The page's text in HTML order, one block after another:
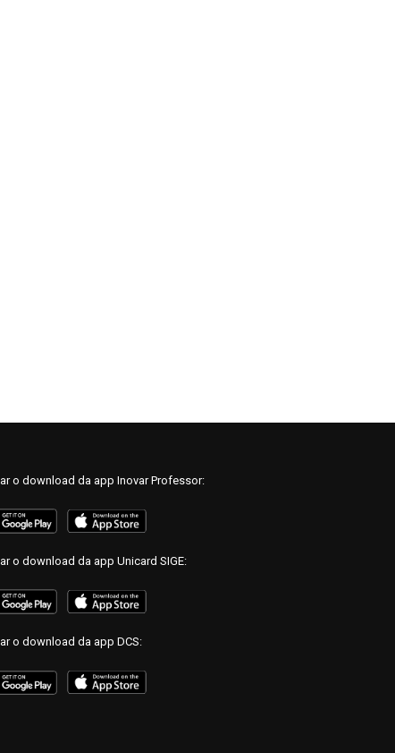
o download da app Inovar Professor:
o download da app Unicard SIGE:
o download da app DCS: